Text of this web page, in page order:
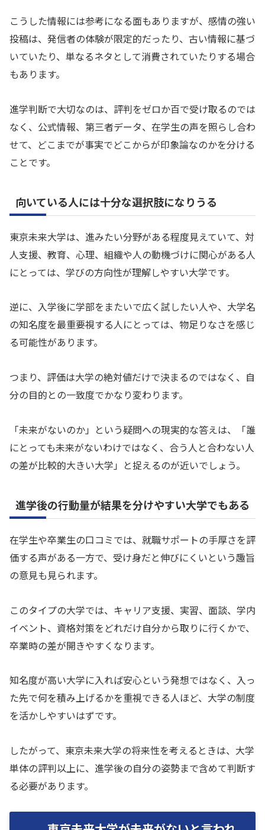
こうした情報には参考になる面もありますが、感情の強い
投稿は、発信者の体験が限定的だったり、古い情報に基づ
いていたり、単なるネタとして消費されていたりする場合
もあります。
進学判断で大切なのは、評判をゼロか百で受け取るのでは
なく、公式情報、第三者データ、在学生の声を照らし合わ
せて、どこまでが事実でどこからが印象論なのかを分ける
ことです。
向いている人には十分な選択肢になりうる
東京未来大学は、進みたい分野がある程度見えていて、対
人支援、教育、心理、組織や人の動機づけに関心がある人
にとっては、学びの方向性が理解しやすい大学です。
逆に、入学後に学部をまたいで広く試したい人や、大学名
の知名度を最重要視する人にとっては、物足りなさを感じ
る可能性があります。
つまり、評価は大学の絶対値だけで決まるのではなく、自
分の目的との一致度でかなり変わります。
「未来がないのか」という疑問への現実的な答えは、「誰
にとっても未来がないわけではなく、合う人と合わない人
の差が比較的大きい大学」と捉えるのが近いでしょう。
進学後の行動量が結果を分けやすい大学でもある
在学生や卒業生の口コミでは、就職サポートの手厚さを評
価する声がある一方で、受け身だと伸びにくいという趣旨
の意見も見られます。
このタイプの大学では、キャリア支援、実習、面談、学内
イベント、資格対策をどれだけ自分から取りに行くかで、
卒業時の差が開きやすくなります。
知名度が高い大学に入れば安心という発想ではなく、入っ
た先で何を積み上げるかを重視できる人ほど、大学の制度
を活かしやすいはずです。
したがって、東京未来大学の将来性を考えるときは、大学
単体の評判以上に、進学後の自分の姿勢まで含めて判断す
る必要があります。